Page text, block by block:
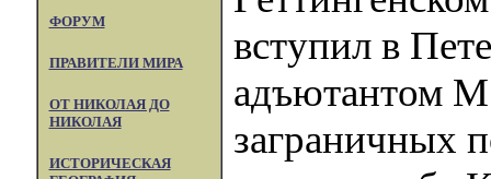
ФОРУМ
ПРАВИТЕЛИ МИРА
ОТ НИКОЛАЯ ДО
НИКОЛАЯ
ИСТОРИЧЕСКАЯ
вступил в
адъютантом
заграничных